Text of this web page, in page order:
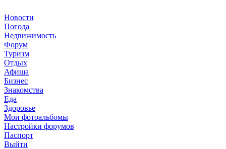
Новости
Погода
Недвижимость
Форум
Туризм
Отдых
Афиша
Бизнес
Знакомства
Еда
Здоровье
Мои фотоальбомы
Настройки форумов
Паспорт
Выйти